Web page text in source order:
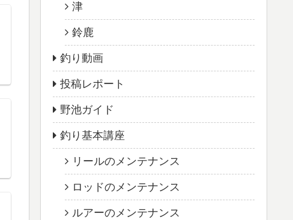
津
鈴鹿
釣り動画
投稿レポート
野池ガイド
釣り基本講座
リールのメンテナンス
ロッドのメンテナンス
ルアーのメンテナンス